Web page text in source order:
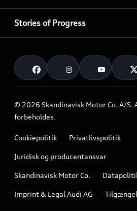
Stories of Progress
© 2026 Skandinavisk Motor Co. A/
forbeholdes.
Cookiepolitik Privatlivspolitik
Juridisk og producentansvar
Skandinavisk Motor Co.
Imprint & Legal Audi AG